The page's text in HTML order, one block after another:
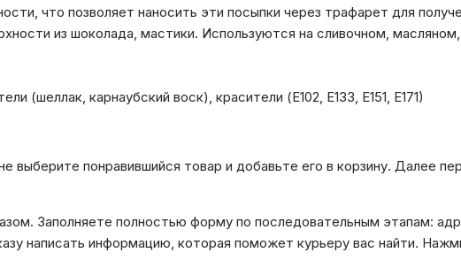
что позволяет наносить эти посыпки через трафарет для
из шоколада, мастики. Используются на сливочном,
(шеллак, карнаубский воск), красители (Е102, Е133, Е151, Е171)
выберите понравившийся товар и добавьте его в корзину. Далее
Заполняете полностью форму по последовательным этапам:
написать информацию, которая поможет курьеру вас найти.